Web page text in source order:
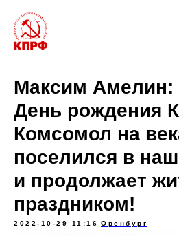
Максим Амелин:
День рождения
Комсомол на
поселился в
и продолжает
праздником!
2022-10-29 11:16 Оренбург